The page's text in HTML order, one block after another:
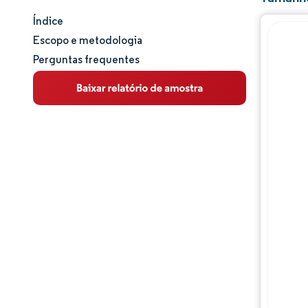
Tamanho e participação de mercado
Análise de mercado
Tendências e insights
Índice
Escopo e metodologia
Perguntas frequentes